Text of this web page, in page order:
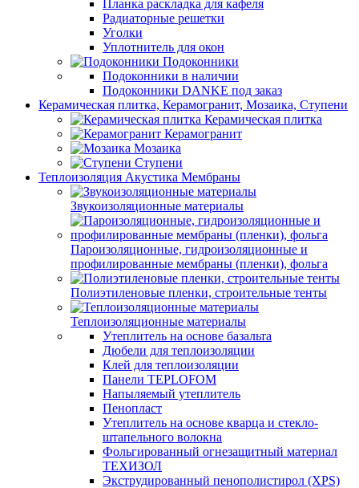
Планка раскладка для кафеля
Радиаторные решетки
Уголки
Уплотнитель для окон
Подоконники
Подоконники в наличии
Подоконники DANKE под заказ
Керамическая плитка, Керамогранит, Мозаика, Ступени
Керамическая плитка
Керамогранит
Мозаика
Ступени
Теплоизоляция Акустика Мембраны
Звукоизоляционные материалы
Пароизоляционные, гидроизоляционные и
профилированные мембраны (пленки), фольга
Полиэтиленовые пленки, строительные тенты
Теплоизоляционные материалы
Утеплитель на основе базальта
Дюбели для теплоизоляции
Клей для теплоизоляции
Панели TEPLOFOM
Напыляемый утеплитель
Пенопласт
Утеплитель на основе кварца и стекло-
штапельного волокна
Фольгированный огнезащитный материал
ТЕХИЗОЛ
Экструдированный пенополистирол (XPS)